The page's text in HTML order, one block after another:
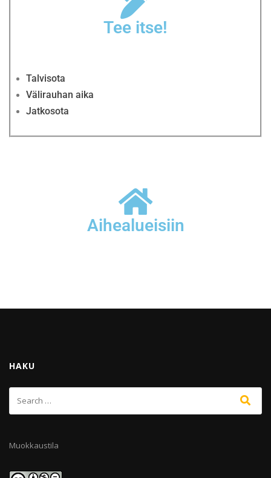
Tee itse!
Talvisota
Välirauhan aika
Jatkosota
Aihealueisiin
HAKU
Muokkaustila